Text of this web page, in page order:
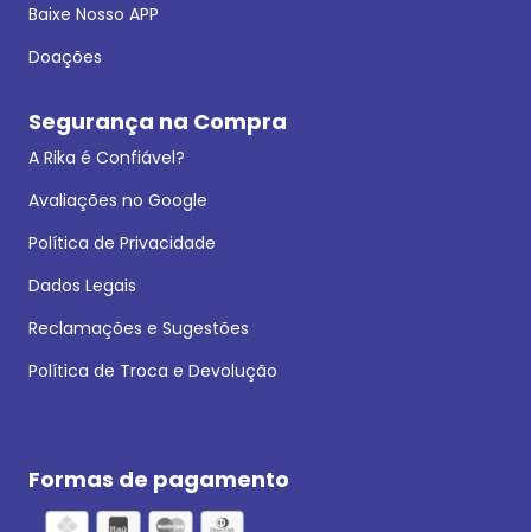
Baixe Nosso APP
Doações
Segurança na Compra
A Rika é Confiável?
Avaliações no Google
Política de Privacidade
Dados Legais
Reclamações e Sugestões
Política de Troca e Devolução
Formas de pagamento